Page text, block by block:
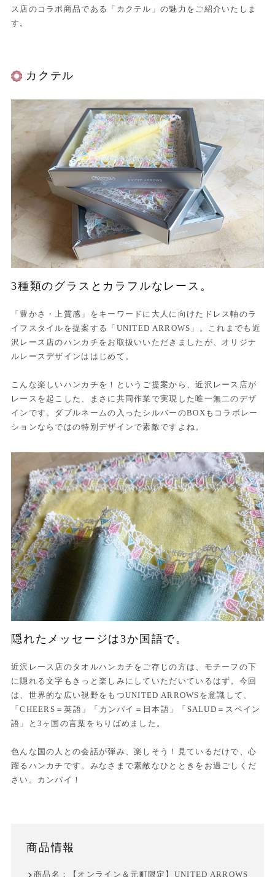
ス店のコラボ商品である「カクテル」の魅力をご紹介いたしま
す。
カクテル
3種類のグラスとカラフルなレース。
「豊かさ・上質感」をキーワードに大人に向けたドレス軸のラ
イフスタイルを提案する「UNITED ARROWS」。これまでも近
沢レース店のハンカチをお取扱いいただきましたが、オリジナ
ルレースデザインははじめて。
こんな楽しいハンカチを！というご提案から、近沢レース店が
レースを起こした、まさに共同作業で実現した唯一無二のデザ
インです。ダブルネームの入ったシルバーのBOXもコラボレー
ションならではの特別デザインで素敵ですよね。
隠れたメッセージは3か国語で。
近沢レース店のタオルハンカチをご存じの方は、モチーフの下
に隠れる文字もきっと楽しみにしていただいているはず。今回
は、世界的な広い視野をもつUNITED ARROWSを意識して、
「CHEERS＝英語」「カンパイ＝日本語」「SALUD＝スペイン
語」と3ヶ国の言葉をちりばめました。
色んな国の人との会話が弾み、楽しそう！見ているだけで、心
躍るハンカチです。みなさまで素敵なひとときをお過ごしくだ
さい。カンパイ！
商品情報
商品名：【オンライン＆元町限定】UNITED ARROWS